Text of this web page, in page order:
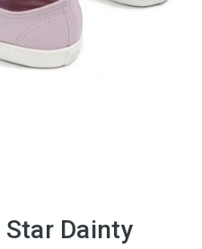
Dainty